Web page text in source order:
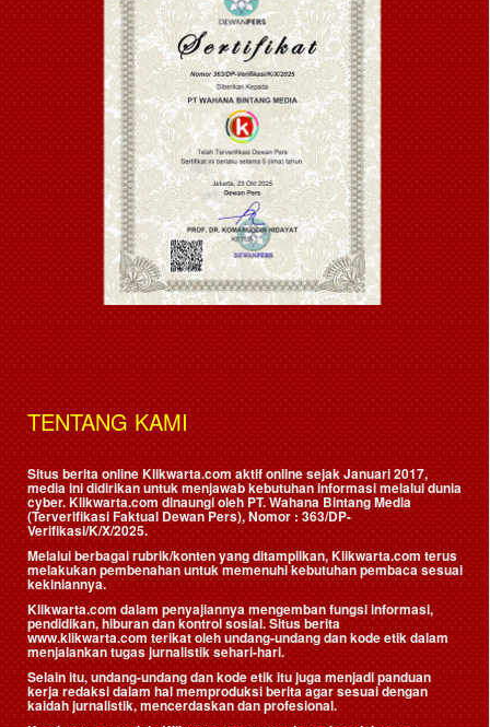
TENTANG KAMI
Situs berita online Klikwarta.com aktif online sejak Januari 2017,
media ini didirikan untuk menjawab kebutuhan informasi melalui dunia
cyber. Klikwarta.com dinaungi oleh PT. Wahana Bintang Media
(Terverifikasi Faktual Dewan Pers), Nomor : 363/DP-
Verifikasi/K/X/2025.
Melalui berbagai rubrik/konten yang ditampilkan, Klikwarta.com terus
melakukan pembenahan untuk memenuhi kebutuhan pembaca sesuai
kekiniannya.
Klikwarta.com dalam penyajiannya mengemban fungsi informasi,
pendidikan, hiburan dan kontrol sosial. Situs berita
www.klikwarta.com terikat oleh undang-undang dan kode etik dalam
menjalankan tugas jurnalistik sehari-hari.
Selain itu, undang-undang dan kode etik itu juga menjadi panduan
kerja redaksi dalam hal memproduksi berita agar sesuai dengan
kaidah jurnalistik, mencerdaskan dan profesional.